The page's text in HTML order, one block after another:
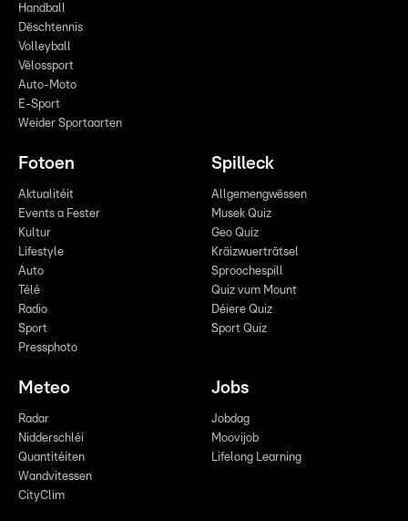
Handball
Dëschtennis
Volleyball
Vëlossport
Auto-Moto
E-Sport
Weider Sportaarten
Fotoen
Aktualitéit
Events a Fester
Kultur
Lifestyle
Auto
Télé
Radio
Sport
Pressphoto
Spilleck
Allgemengwëssen
Musek Quiz
Geo Quiz
Kräizwuerträtsel
Sproochespill
Quiz vum Mount
Déiere Quiz
Sport Quiz
Meteo
Radar
Nidderschléi
Quantitéiten
Wandvitessen
CityClim
Jobs
Jobdag
Moovijob
Lifelong Learning